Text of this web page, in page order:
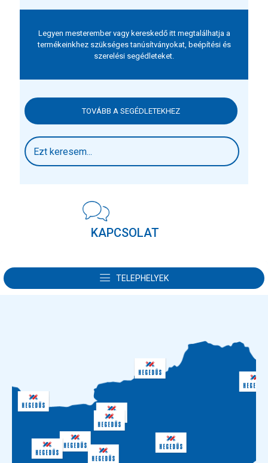
Legyen mesterember vagy kereskedő itt megtalálhatja a
termékeinkhez szükséges tanúsítványokat, beépítési és
szerelési segédleteket.
TOVÁBB A SEGÉDLETEKHEZ
KAPCSOLAT
TELEPHELYEK